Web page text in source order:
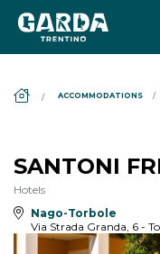
ACCOMMODATIONS
SANTONI
Hotels
Nago-Torbole
Via Strada Granda, 6 -